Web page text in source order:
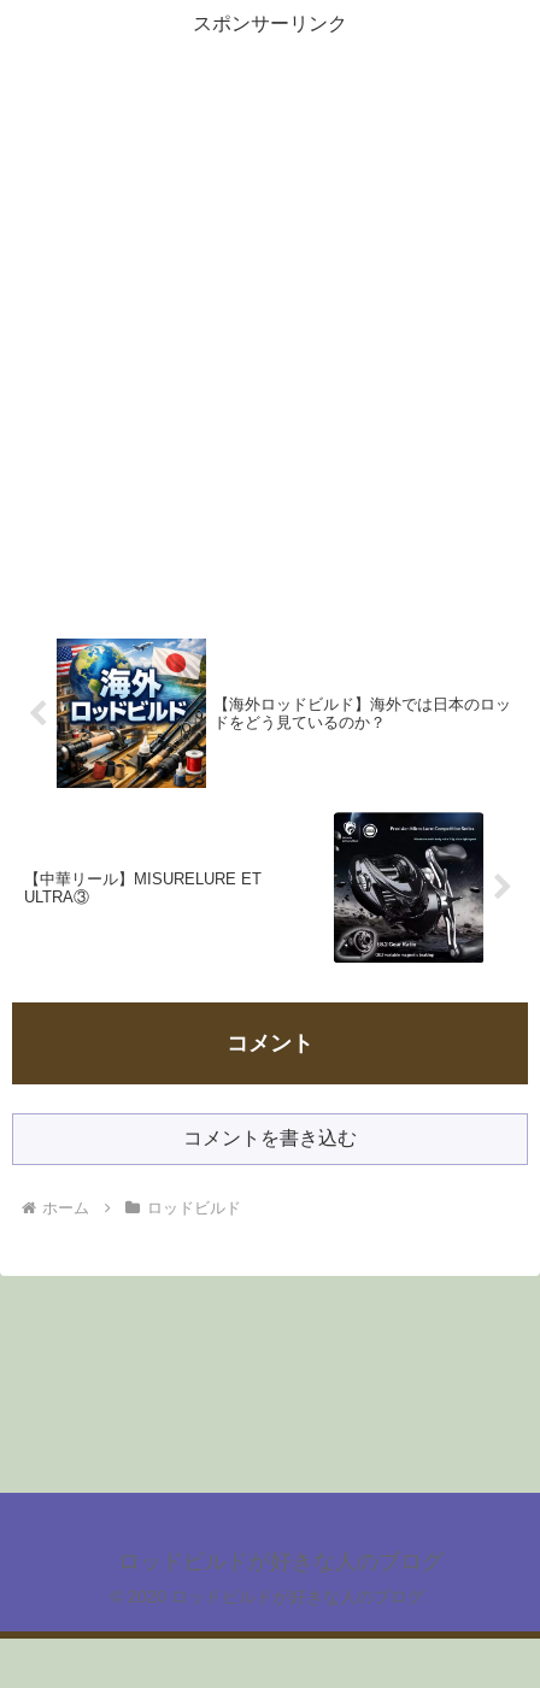
スポンサーリンク
【海外ロッドビルド】海外では日本のロッ
ドをどう見ているのか？
【中華リール】MISURELURE ET
ULTRA③
コメント
コメントを書き込む
ホーム ロッドビルド
ロッドビルドが好きな人のブログ
© 2020 ロッドビルドが好きな人のブログ.